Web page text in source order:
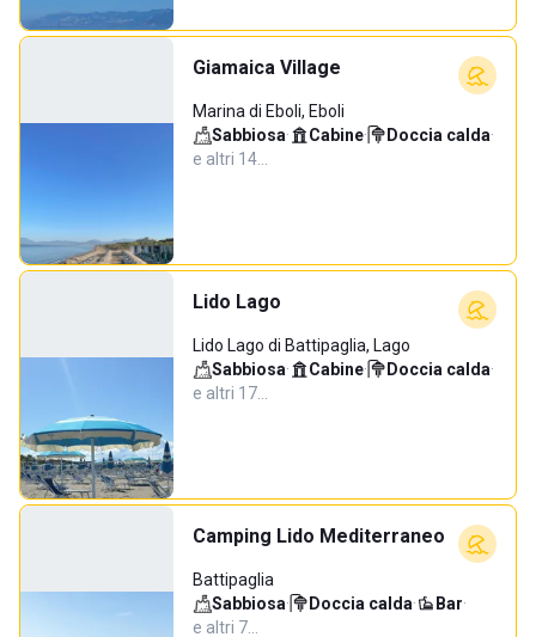
Giamaica Village
Marina di Eboli, Eboli
Sabbiosa· Cabine· Doccia calda·
e altri 14…
Lido Lago
Lido Lago di Battipaglia, Lago
Sabbiosa· Cabine· Doccia calda·
e altri 17…
Camping Lido Mediterraneo
Battipaglia
Sabbiosa· Doccia calda· Bar·
e altri 7…